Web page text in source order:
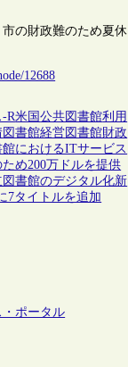
の財政難のため夏休
12688
-R米国公共図書館利用
図書館経営図書館財政
におけるITサービス
め200万ドルを提供
書館のデジタル化新
7タイトルを追加
ポータル